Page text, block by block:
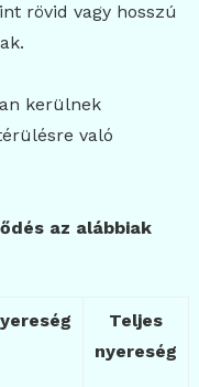
rövid vagy hosszú
kerülnek
való
az alábbiak
Teljes
nyereség